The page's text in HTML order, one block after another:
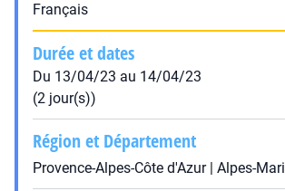
Français
Durée et dates
Du 13/04/23 au 14/04/23
(2 jour(s))
Région et Département
Provence-Alpes-Côte d'Azur | Alpes-